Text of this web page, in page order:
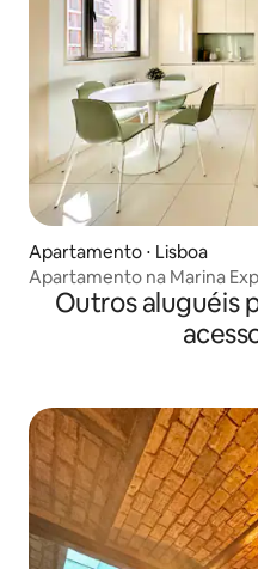
Apartamento ⋅ Lisboa
Apartamento na Marina
Outros aluguéis